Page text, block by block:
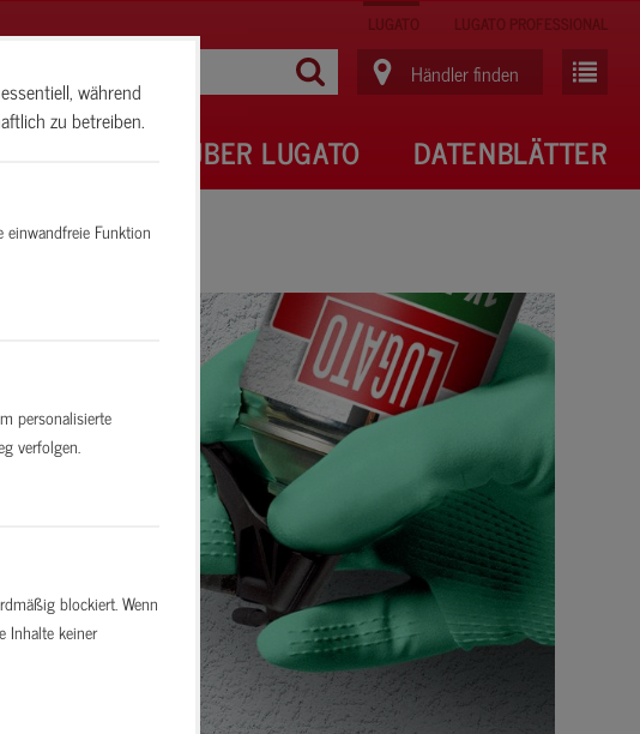
während
zu betreiben.
Funktion
personalisierte
verfolgen.
blockiert. Wenn
Inhalte keiner
ÜBER LUGATO DATENBLÄTTER
Händler finden
LUGATO LUGATO PROFESSIONAL
und Türen.